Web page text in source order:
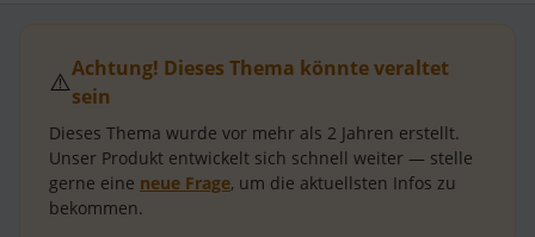
⚠️Achtung! Dieses Thema könnte veraltet
sein
Dieses Thema wurde vor mehr als 2 Jahren erstellt.
Unser Produkt entwickelt sich schnell weiter — stelle
gerne eine neue Frage, um die aktuellsten Infos zu
bekommen.